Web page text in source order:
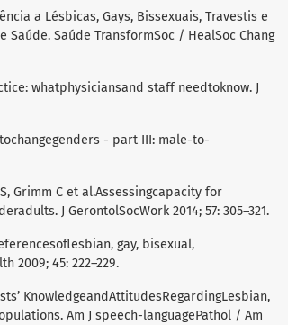
a Lésbicas, Gays, Bissexuais, Travestis e
Saúde TransformSoc / HealSoc Chang
whatphysiciansand staff needtoknow. J
- part III: male-to-
Grimm C et al.Assessingcapacity for
J GerontolSocWork 2014; 57: 305–321.
gay, bisexual,
2009; 45: 222–229.
KnowledgeandAttitudesRegardingLesbian,
Am J speech-languagePathol / Am